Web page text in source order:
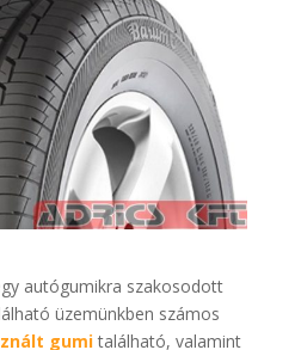
autógumikra szakosodott
üzemünkben számos
gumitalálható, valamint